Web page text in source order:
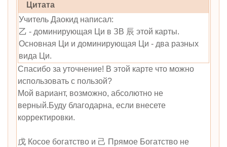
Цитата
Учитель Даокид написал:
乙 - доминирующая Ци в ЗВ 辰 этой карты.
Основная Ци и доминирующая Ци - два разных
вида Ци.
Спасибо за уточнение! В этой карте что можно
использовать с пользой?
Мой вариант, возможно, абсолютно не
верный.Буду благодарна, если внесете
корректировки.
戊 Косое богатство и 己 Прямое Богатство не